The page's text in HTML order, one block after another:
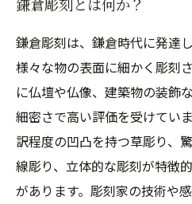
鎌倉彫刻は、鎌倉時代に発達
様々な物の表面に細かく彫刻
に仏壇や仏像、建築物の装飾
細密さで高い評価を受けてい
訳程度の凹凸を持つ草彫り、
線彫り、立体的な彫刻が特徴
があります。彫刻家の技術や